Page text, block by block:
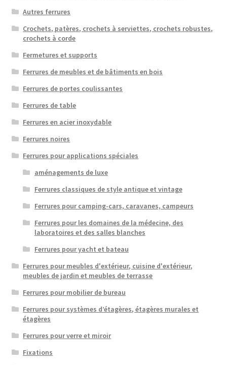
Autres ferrures
Crochets, patères, crochets à serviettes, crochets robustes,
crochets à corde
Fermetures et supports
Ferrures de meubles et de bâtiments en bois
Ferrures de portes coulissantes
Ferrures de table
Ferrures en acier inoxydable
Ferrures noires
Ferrures pour applications spéciales
aménagements de luxe
Ferrures classiques de style antique et vintage
Ferrures pour camping-cars, caravanes, campeurs
Ferrures pour les domaines de la médecine, des
laboratoires et des salles blanches
Ferrures pour yacht et bateau
Ferrures pour meubles d'extérieur, cuisine d'extérieur,
meubles de jardin et meubles de terrasse
Ferrures pour mobilier de bureau
Ferrures pour systèmes d’étagères, étagères murales et
étagères
Ferrures pour verre et miroir
Fixations